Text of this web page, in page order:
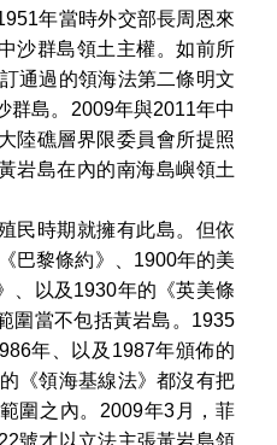
年當時外交部長周恩來
沙群島領土主權。如前所
通過的領海法第二條明文
群島。2009年與2011年中
陸礁層界限委員會所提照
岩島在內的南海島嶼領土
時期就擁有此島。但依
巴黎條約》、1900年的美
、以及1930年的《英美條
圍當不包括黃岩島。1935
年、以及1987年頒佈的
《領海基線法》都沒有把
圍之內。2009年3月，菲
號才以立法主張黃岩島領